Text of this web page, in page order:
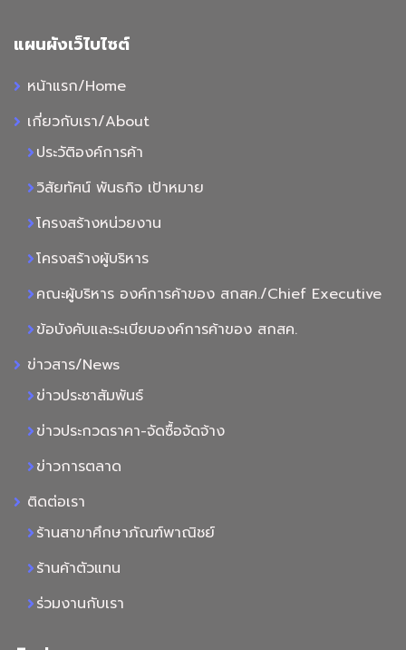
แผนผังเว็ไบไซต์
หน้าแรก/Home
เกี่ยวกับเรา/About
ประวัติองค์การค้า
วิสัยทัศน์ พันธกิจ เป้าหมาย
โครงสร้างหน่วยงาน
โครงสร้างผู้บริหาร
คณะผู้บริหาร องค์การค้าของ สกสค./Chief Executive
ข้อบังคับและระเบียบองค์การค้าของ สกสค.
ข่าวสาร/News
ข่าวประชาสัมพันธ์
ข่าวประกวดราคา-จัดซื้อจัดจ้าง
ข่าวการตลาด
ติดต่อเรา
ร้านสาขาศึกษาภัณฑ์พาณิชย์
ร้านค้าตัวแทน
ร่วมงานกับเรา